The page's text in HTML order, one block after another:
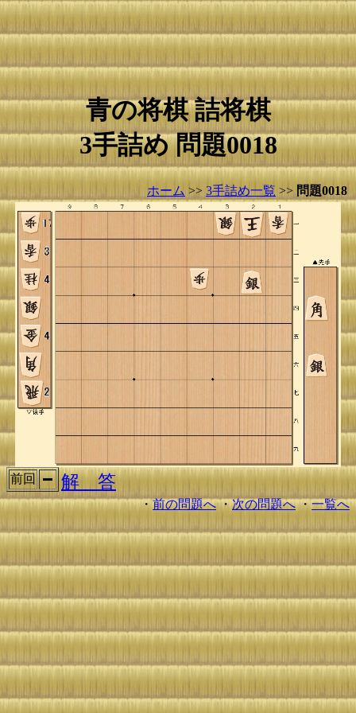
青の将棋 詰将棋
3手詰め 問題0018
ホーム >> 3手詰め一覧 >> 問題0018
前回 解 答
・前の問題へ・次の問題へ・一覧へ